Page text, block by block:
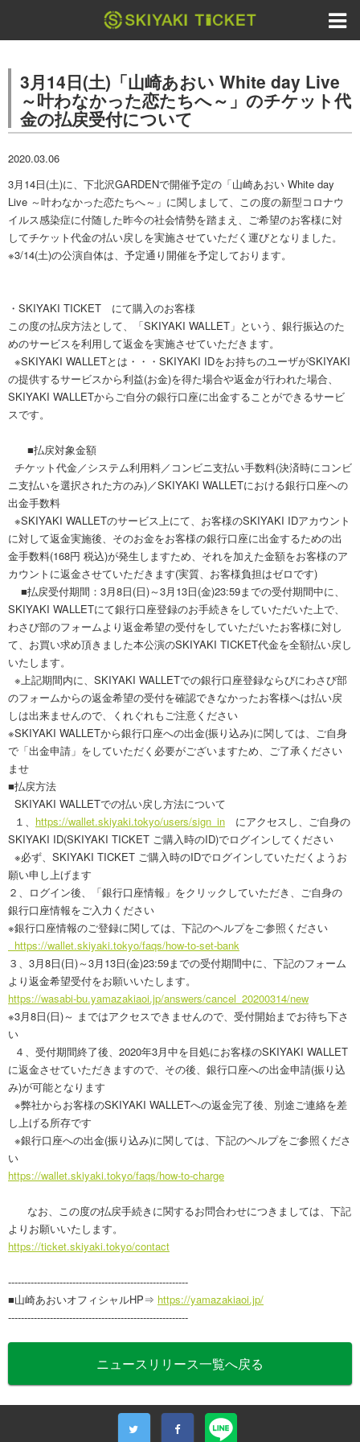
3月14日(土)「山崎あおい White day Live
～叶わなかった恋たちへ～」のチケット代
金の払戻受付について
2020.03.06
3月14日(土)に、下北沢GARDENで開催予定の「山崎あおい White day
Live ～叶わなかった恋たちへ～」に関しまして、この度の新型コロナウ
イルス感染症に付随した昨今の社会情勢を踏まえ、ご希望のお客様に対
してチケット代金の払い戻しを実施させていただく運びとなりました。
※3/14(土)の公演自体は、予定通り開催を予定しております。
・SKIYAKI TICKET にて購入のお客様
この度の払戻方法として、「SKIYAKI WALLET」という、銀行振込のた
めのサービスを利用して返金を実施させていただきます。
※SKIYAKI WALLETとは・・・SKIYAKI IDをお持ちのユーザがSKIYAKI
の提供するサービスから利益(お金)を得た場合や返金が行われた場合、
SKIYAKI WALLETからご自分の銀行口座に出金することができるサービ
スです。
■払戻対象金額
チケット代金／システム利用料／コンビニ支払い手数料(決済時にコンビ
ニ支払いを選択された方のみ)／SKIYAKI WALLETにおける銀行口座への
出金手数料
※SKIYAKI WALLETのサービス上にて、お客様のSKIYAKI IDアカウント
に対して返金実施後、そのお金をお客様の銀行口座に出金するための出
金手数料(168円 税込)が発生しますため、それを加えた金額をお客様のア
カウントに返金させていただきます(実質、お客様負担はゼロです)
■払戻受付期間：3月8日(日)～3月13日(金)23:59までの受付期間中に、
SKIYAKI WALLETにて銀行口座登録のお手続きをしていただいた上で、
わさび部のフォームより返金希望の受付をしていただいたお客様に対し
て、お買い求め頂きました本公演のSKIYAKI TICKET代金を全額払い戻し
いたします。
※上記期間内に、SKIYAKI WALLETでの銀行口座登録ならびにわさび部
のフォームからの返金希望の受付を確認できなかったお客様へは払い戻
しは出来ませんので、くれぐれもご注意ください
※SKIYAKI WALLETから銀行口座への出金(振り込み)に関しては、ご自身
で「出金申請」をしていただく必要がございますため、ご了承ください
ませ
■払戻方法
SKIYAKI WALLETでの払い戻し方法について
１、 https://wallet.skiyaki.tokyo/users/sign_in にアクセスし、ご自身の
SKIYAKI ID(SKIYAKI TICKET ご購入時のID)でログインしてください
※必ず、SKIYAKI TICKET ご購入時のIDでログインしていただくようお
願い申し上げます
２、ログイン後、「銀行口座情報」をクリックしていただき、ご自身の
銀行口座情報をご入力ください
※銀行口座情報のご登録に関しては、下記のヘルプをご参照ください
https://wallet.skiyaki.tokyo/faqs/how-to-set-bank
３、3月8日(日)～3月13日(金)23:59までの受付期間中に、下記のフォーム
より返金希望受付をお願いいたします。
https://wasabi-bu.yamazakiaoi.jp/answers/cancel_20200314/new
※3月8日(日)～ まではアクセスできませんので、受付開始までお待ち下さ
い
４、受付期間終了後、2020年3月中を目処にお客様のSKIYAKI WALLET
に返金させていただきますので、その後、銀行口座への出金申請(振り込
み)が可能となります
※弊社からお客様のSKIYAKI WALLETへの返金完了後、別途ご連絡を差
し上げる所存です
※銀行口座への出金(振り込み)に関しては、下記のヘルプをご参照くださ
い
https://wallet.skiyaki.tokyo/faqs/how-to-charge
なお、この度の払戻手続きに関するお問合わせにつきましては、下記
よりお願いいたします。
https://ticket.skiyaki.tokyo/contact
--------------------------------------------------------
■山崎あおいオフィシャルHP⇒ https://yamazakiaoi.jp/
--------------------------------------------------------
ニュースリリース一覧へ戻る